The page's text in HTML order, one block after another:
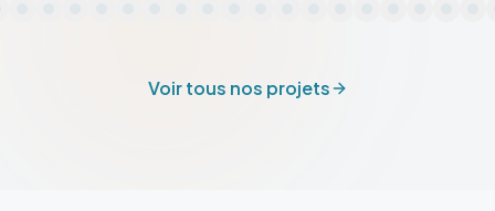
Voir tous nos projets